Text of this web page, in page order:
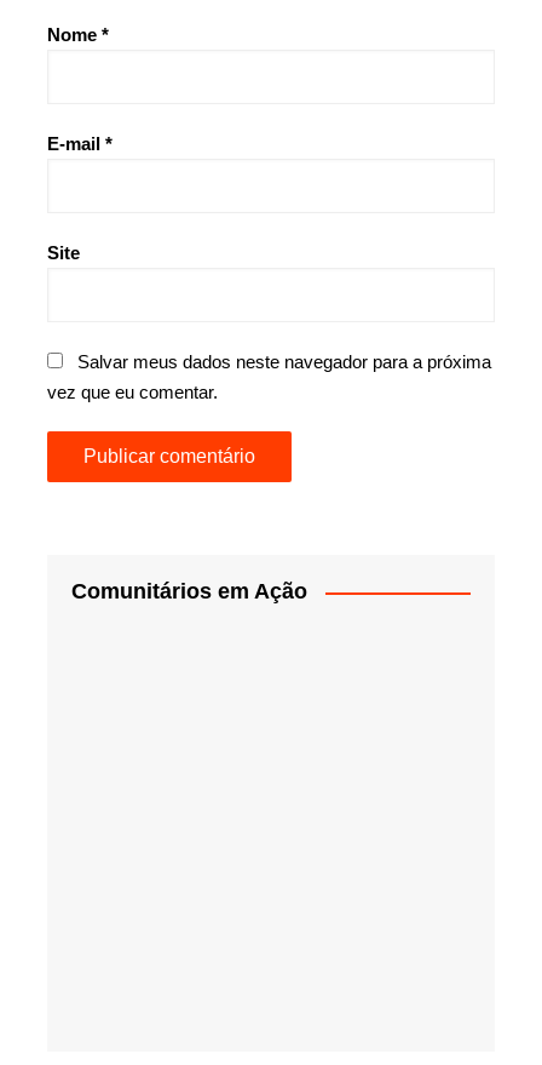
Nome *
E-mail *
Site
Salvar meus dados neste navegador para a próxima
vez que eu comentar.
Comunitários em Ação